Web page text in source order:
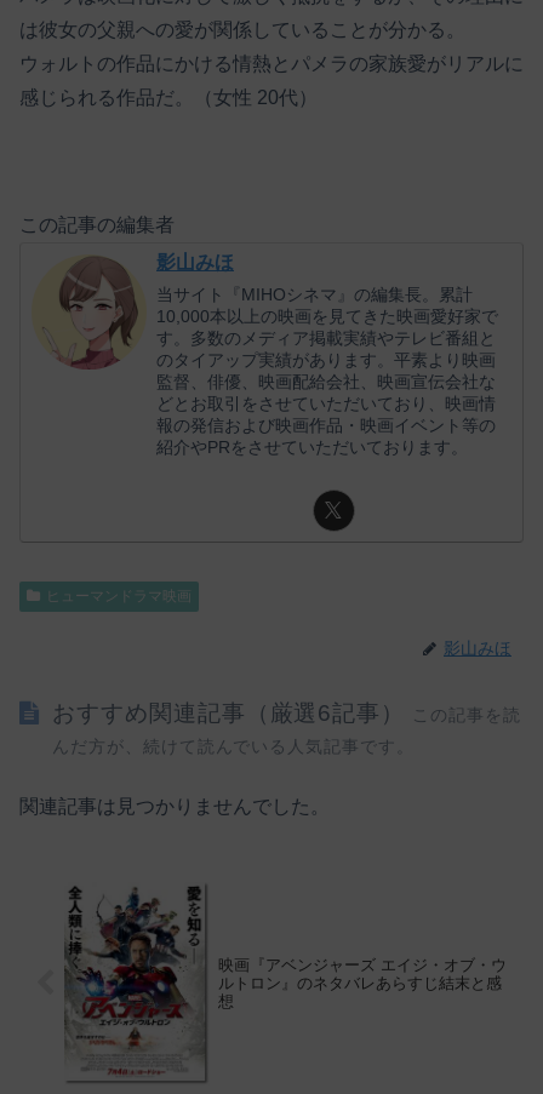
は彼女の父親への愛が関係していることが分かる。
ウォルトの作品にかける情熱とパメラの家族愛がリアルに
感じられる作品だ。（女性 20代）
この記事の編集者
影山みほ
当サイト『MIHOシネマ』の編集長。累計
10,000本以上の映画を見てきた映画愛好家で
す。多数のメディア掲載実績やテレビ番組と
のタイアップ実績があります。平素より映画
監督、俳優、映画配給会社、映画宣伝会社な
どとお取引をさせていただいており、映画情
報の発信および映画作品・映画イベント等の
紹介やPRをさせていただいております。
ヒューマンドラマ映画
影山みほ
おすすめ関連記事（厳選6記事）
この記事を読
んだ方が、続けて読んでいる人気記事です。
関連記事は見つかりませんでした。
映画『アベンジャーズ エイジ・オブ・ウ
ルトロン』のネタバレあらすじ結末と感
想